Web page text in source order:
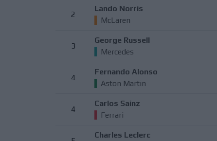
2
Lando Norris
McLaren
3
George Russell
Mercedes
4
Fernando Alonso
Aston Martin
4
Carlos Sainz
Ferrari
Charles Leclerc